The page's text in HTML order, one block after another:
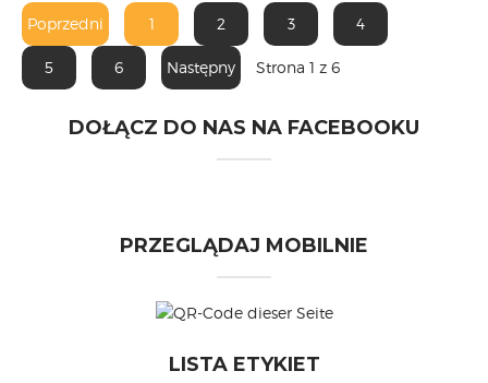
Poprzedni 1 2 3 4
5 6 Następny Strona 1 z 6
DOŁĄCZ DO NAS NA FACEBOOKU
PRZEGLĄDAJ MOBILNIE
LISTA ETYKIET